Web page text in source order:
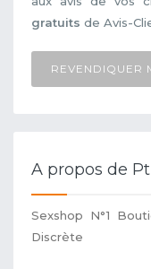
gratuits de Avis-
REVENDIQUER
A propos de
Sexshop N°1
Discrète